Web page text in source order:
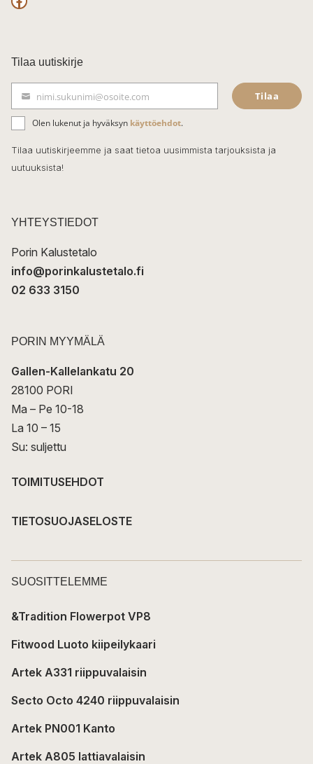
F
c
e
b
o
o
k
Tilaa uutiskirje
ä
h
k
t
nimi.sukunimi@osoite.com Tilaa
Olen lukenut ja hyväksyn käyttöehdot.
Tilaa uutiskirjeemme ja saat tietoa uusimmista tarjouksista ja
uutuuksista!
YHTEYSTIEDOT
Porin Kalustetalo
info@porinkalustetalo.fi
02 633 3150
PORIN MYYMÄLÄ
Gallen-Kallelankatu 20
28100 PORI
Ma – Pe 10-18
La 10 – 15
Su: suljettu
TOIMITUSEHDOT
TIETOSUOJASELOSTE
SUOSITTELEMME
&Tradition Flowerpot VP8
Fitwood Luoto kiipeilykaari
Artek A331 riippuvalaisin
Secto Octo 4240 riippuvalaisin
Artek PN001 Kanto
Artek A805 lattiavalaisin